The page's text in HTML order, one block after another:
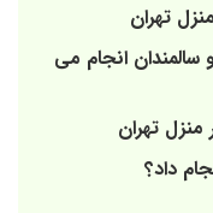
تهران
سالمندان انجام می
تهران
داد؟